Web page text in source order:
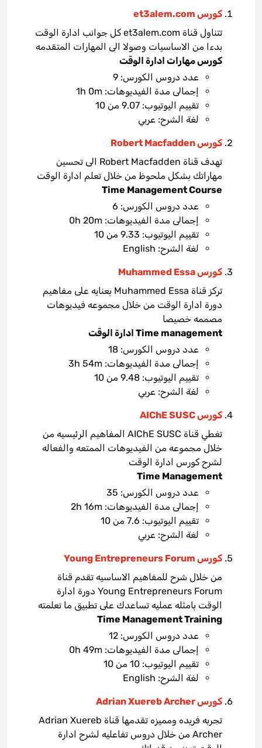
كورس et3alem.com
تتناول قناة et3alem.com كل جوانب ادارة الوقت
بدءا من الاساسيات وصولا الى المهارات المتقدمه
كورس مهارات ادارة الوقت
عدد دروس الكورس: 9
إجمالى مدة الفيديوهات: 1h 0m
تقييم اليوتيوب: 9.07 من 10
لغة الشرح: عربي
كورس Robert Macfadden
تهدف قناة Robert Macfadden الى تحسين
مهاراتك بشكل ملحوظ من خلال تعلم ادارة الوقت
Time Management Course
عدد دروس الكورس: 6
إجمالى مدة الفيديوهات: 0h 20m
تقييم اليوتيوب: 9.33 من 10
لغة الشرح: English
كورس Muhammed Essa
تركز قناة Muhammed Essa بعنايه على مفاهيم
دورة ادارة الوقت من خلال مجموعه فيديوهات
مصممه خصيصا
Time management ادارة الوقت
عدد دروس الكورس: 18
إجمالى مدة الفيديوهات: 3h 54m
تقييم اليوتيوب: 9.48 من 10
لغة الشرح: عربي
كورس AIChE SUSC
تغطي قناة AIChE SUSC المفاهيم الرئيسيه من
خلال مجموعه من الفيديوهات الممتعه والفعاله
لشرح كورس ادارة الوقت
Time Management
عدد دروس الكورس: 35
إجمالى مدة الفيديوهات: 2h 16m
تقييم اليوتيوب: 7.6 من 10
لغة الشرح: عربي
كورس Young Entrepreneurs Forum
من خلال شرح للمفاهيم الاساسيه تقدم قناة
Young Entrepreneurs Forum دورة ادارة
الوقت بامثله عمليه تساعدك على تطبيق ما تعلمته
Time Management Training
عدد دروس الكورس: 12
إجمالى مدة الفيديوهات: 0h 49m
تقييم اليوتيوب: 10 من 10
لغة الشرح: English
كورس Adrian Xuereb Archer
تجربه فريده ومميزه تقدمها قناة Adrian Xuereb
Archer من خلال دروس تفاعليه لشرح ادارة